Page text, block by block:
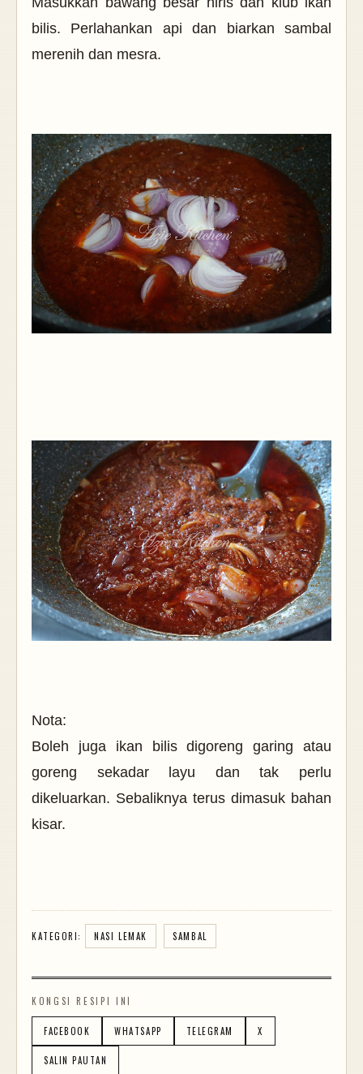
bilis. Perlahankan api dan biarkan sambal
merenih dan mesra.
Nota:
Boleh juga ikan bilis digoreng garing atau
goreng sekadar layu dan tak perlu
dikeluarkan. Sebaliknya terus dimasuk bahan
kisar.
KATEGORI: NASI LEMAK SAMBAL
KONGSI RESIPI INI
FACEBOOK WHATSAPP TELEGRAM X
SALIN PAUTAN